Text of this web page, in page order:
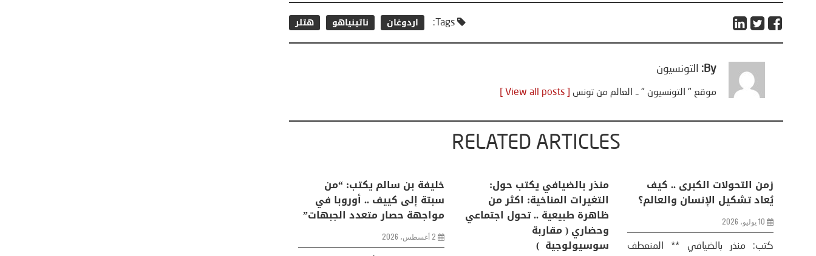
Tags: اردوغان ناتينياهو هتلر
By: التونسيون
موقع " التونسيون " .. العالم من تونس [ View all posts ]
RELATED ARTICLES
منذر بالضيافي يكتب حول:
التغيرات المناخية: اكثر من
ظاهرة طبيعية .. تحول اجتماعي
وحضاري ( مقاربة
سوسيولوجية )
زمن التحولات الكبرى .. كيف
يُعاد تشكيل الإنسان والعالم؟
10 يوليو، 2026
كتب: منذر بالضيافي ** المنعطف
تحليل اخباري/ أمريكا وايران:
عودة الحرب .. و “هرمز” مربط
الفرس
8 يوليو، 2026